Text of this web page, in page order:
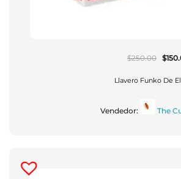
$250.00 El
Precio
Era:
$
Llavero Funko De
Vendedor: The